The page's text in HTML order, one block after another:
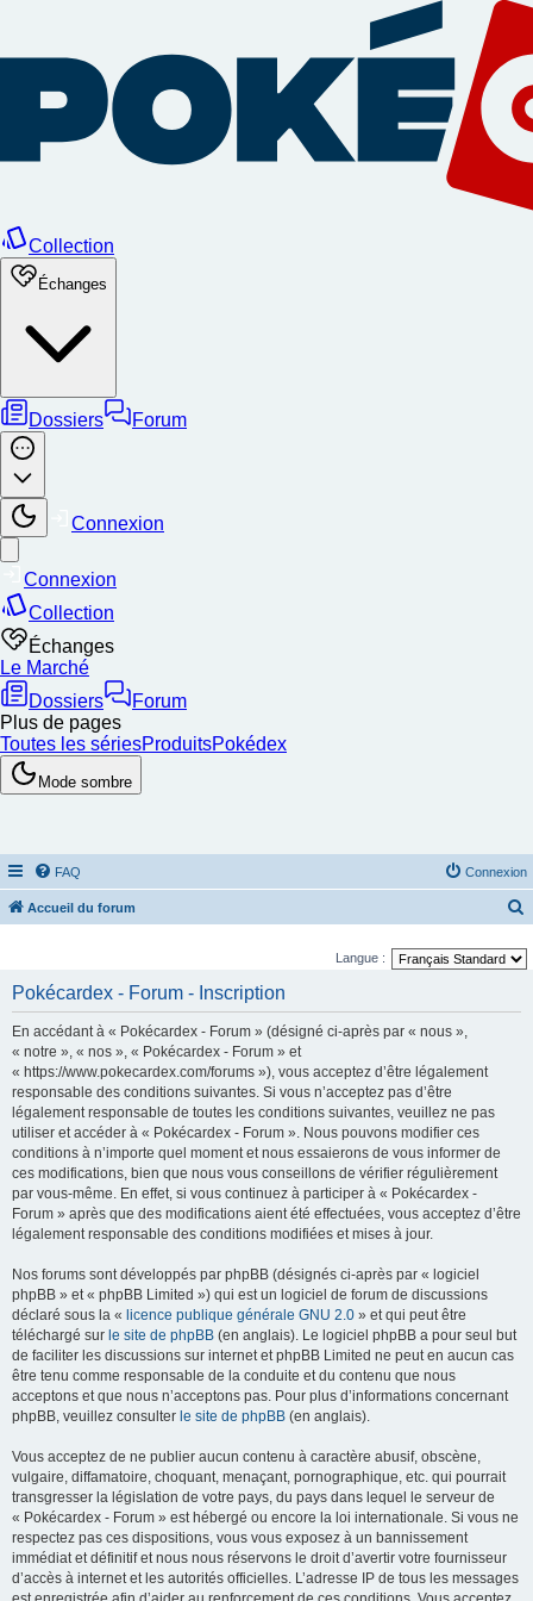
FAQ Connexion
Accueil du forum
Langue :
Pokécardex - Forum - Inscription
En accédant à « Pokécardex - Forum » (désigné ci-après par « nous »,
« notre », « nos », « Pokécardex - Forum » et
« https://www.pokecardex.com/forums »), vous acceptez d’être légalement
responsable des conditions suivantes. Si vous n’acceptez pas d’être
légalement responsable de toutes les conditions suivantes, veuillez ne pas
utiliser et accéder à « Pokécardex - Forum ». Nous pouvons modifier ces
conditions à n’importe quel moment et nous essaierons de vous informer de
ces modifications, bien que nous vous conseillons de vérifier régulièrement
par vous-même. En effet, si vous continuez à participer à « Pokécardex -
Forum » après que des modifications aient été effectuées, vous acceptez d’être
légalement responsable des conditions modifiées et mises à jour.
Nos forums sont développés par phpBB (désignés ci-après par « logiciel
phpBB » et « phpBB Limited ») qui est un logiciel de forum de discussions
déclaré sous la « licence publique générale GNU 2.0 » et qui peut être
téléchargé sur le site de phpBB (en anglais). Le logiciel phpBB a pour seul but
de faciliter les discussions sur internet et phpBB Limited ne peut en aucun cas
être tenu comme responsable de la conduite et du contenu que nous
acceptons et que nous n’acceptons pas. Pour plus d’informations concernant
phpBB, veuillez consulter le site de phpBB (en anglais).
Vous acceptez de ne publier aucun contenu à caractère abusif, obscène,
vulgaire, diffamatoire, choquant, menaçant, pornographique, etc. qui pourrait
transgresser la législation de votre pays, du pays dans lequel le serveur de
« Pokécardex - Forum » est hébergé ou encore la loi internationale. Si vous ne
respectez pas ces dispositions, vous vous exposez à un bannissement
immédiat et définitif et nous nous réservons le droit d’avertir votre fournisseur
d’accès à internet et les autorités officielles. L’adresse IP de tous les messages